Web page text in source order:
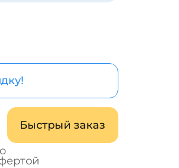
Быстрый заказ